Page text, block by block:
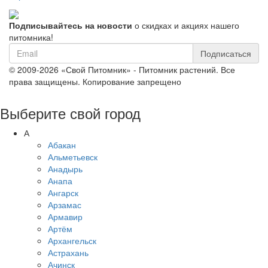
Подписывайтесь на новости о скидках и акциях нашего
питомника!
Подписаться
© 2009-2026 «Свой Питомник» - Питомник растений. Все
права защищены. Копирование запрещено
Выберите свой город
А
Абакан
Альметьевск
Анадырь
Анапа
Ангарск
Арзамас
Армавир
Артём
Архангельск
Астрахань
Ачинск